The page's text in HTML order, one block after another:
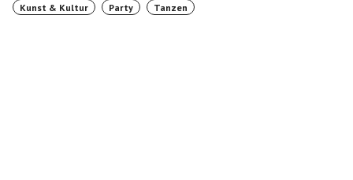
Kunst & Kultur Party Tanzen